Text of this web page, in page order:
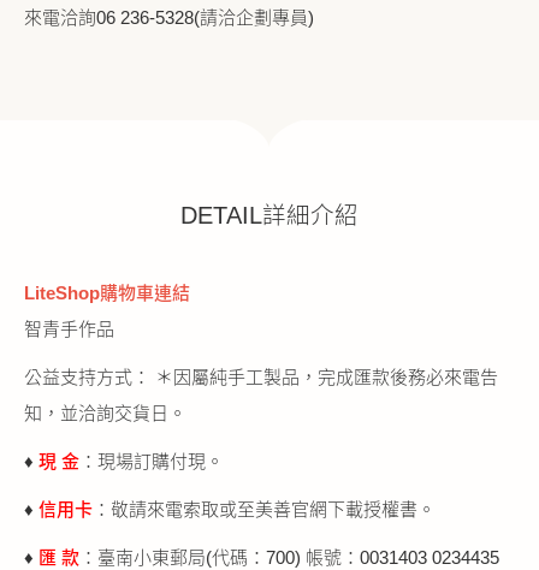
來電洽詢06 236-5328(請洽企劃專員)
DETAIL詳細介紹
LiteShop購物車連結
智青手作品
公益支持方式： ＊因屬純手工製品，完成匯款後務必來電告
知，並洽詢交貨日。
♦ 現 金 ：現場訂購付現。
♦ 信用卡 ：敬請來電索取或至美善官網下載授權書。
♦ 匯 款 ：臺南小東郵局(代碼：700) 帳號：0031403 0234435